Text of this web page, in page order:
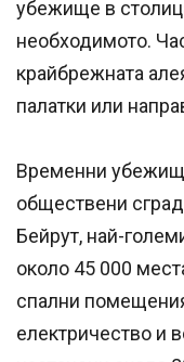
убежище в
необходимото.
крайбрежната
палатки или
Временни
обществени
Бейрут, най-
около 45 000
спални
електричество и